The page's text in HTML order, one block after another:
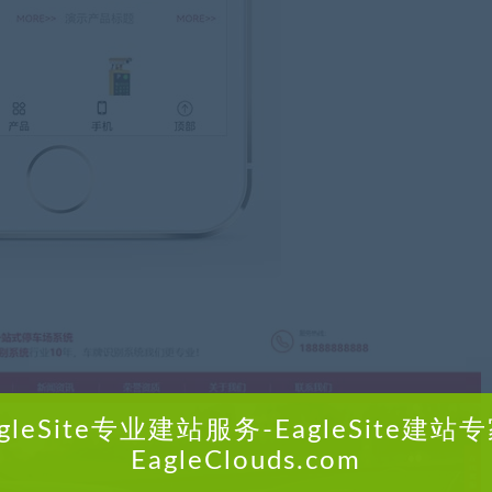
专业建站服务-EagleSite建站
EagleClouds.com